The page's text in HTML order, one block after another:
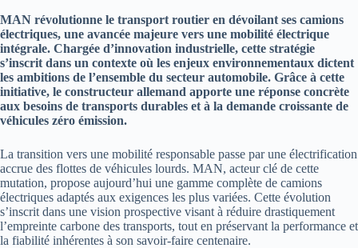
MAN révolutionne le transport routier en dévoilant ses camions
électriques, une avancée majeure vers une mobilité électrique
intégrale. Chargée d’innovation industrielle, cette stratégie
s’inscrit dans un contexte où les enjeux environnementaux dictent
les ambitions de l’ensemble du secteur automobile. Grâce à cette
initiative, le constructeur allemand apporte une réponse concrète
aux besoins de transports durables et à la demande croissante de
véhicules zéro émission.
La transition vers une mobilité responsable passe par une électrification
accrue des flottes de véhicules lourds. MAN, acteur clé de cette
mutation, propose aujourd’hui une gamme complète de camions
électriques adaptés aux exigences les plus variées. Cette évolution
s’inscrit dans une vision prospective visant à réduire drastiquement
l’empreinte carbone des transports, tout en préservant la performance et
la fiabilité inhérentes à son savoir-faire centenaire.